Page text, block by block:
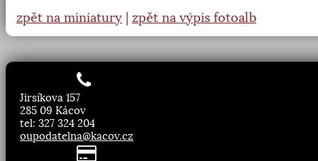
zpět na miniatury zpět na výpis fotoalb
Jirsíkova 157
285 09 Kácov
tel: 327 324 204
oupodatelna@kacov.cz